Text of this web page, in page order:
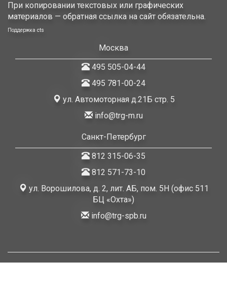
При копировании текстовых или графических
материалов — обратная ссылка на сайт обязательна.
Поддержка cts
Москва
495 505-04-44
495 781-00-24
ул. Автомоторная д.21Б стр. 5
info@trg-m.ru
Санкт-Петербург
812 315-06-35
812 571-73-10
ул. Ворошилова, д. 2, лит. АБ, пом. 5Н (офис 511
БЦ «Охта»)
info@trg-spb.ru